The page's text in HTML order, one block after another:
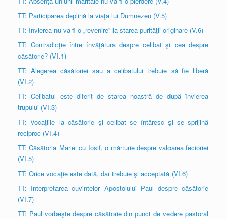
TT: Participarea deplină la viaţa lui Dumnezeu (V.5)
TT: Învierea nu va fi o „revenire” la starea purităţii originare (V.6)
TT: Contradicţie între învăţătura despre celibat şi cea despre
căsătorie? (VI.1)
TT: Alegerea căsătoriei sau a celibatului trebuie să fie liberă
(VI.2)
TT: Celibatul este diferit de starea noastră de după învierea
trupului (VI.3)
TT: Vocaţiile la căsătorie şi celibat se întăresc şi se sprijină
reciproc (VI.4)
TT: Căsătoria Mariei cu Iosif, o mărturie despre valoarea fecioriei
(VI.5)
TT: Orice vocaţie este dată, dar trebuie şi acceptată (VI.6)
TT: Interpretarea cuvintelor Apostolului Paul despre căsătorie
(VI.7)
TT: Paul vorbeşte despre căsătorie din punct de vedere pastoral